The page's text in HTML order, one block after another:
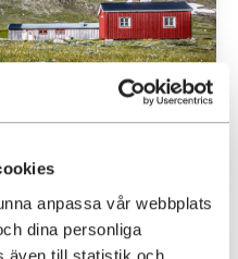
anpassa vår webbplats
dina personliga
även till statistik och